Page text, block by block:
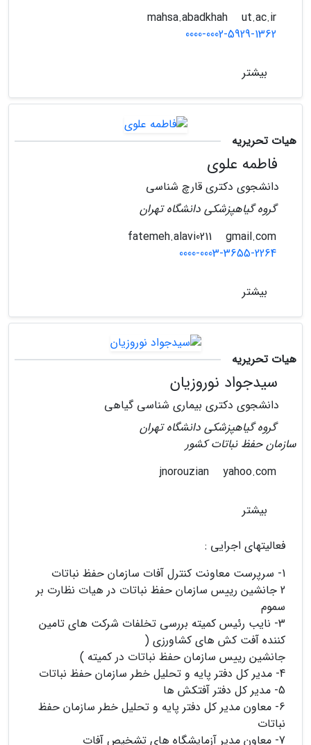
ut.ac.ir
0000-0002-5929-1362
بیشتر
هیات تحریریه
فاطمه علوی
دانشجوی دکتری قارچ شناسی
گروه گیاهپزشکی دانشگاه تهران
gmail.com
0000-0003-3655-2264
بیشتر
هیات تحریریه
سیدجواد نوروزیان
دانشجوی دکتری بیماری شناسی گیاهی
گروه گیاهپزشکی دانشگاه تهران
سازمان حفظ نباتات کشور
yahoo.com
بیشتر
فعالیتهای اجرایی :
1- سرپرست معاونت کنترل آفات سازمان حفظ نباتات
2 جانشین رییس سازمان حفظ نباتات در هیات نظارت بر
سموم
3- نایب رئیس کمیته بررسی تخلفات شرکت های تامین
کننده آفت کش های کشاورزی (
جانشین رییس سازمان حفظ نباتات در کمیته )
4- مدیر کل دفتر پایه و تحلیل خطر سازمان حفظ نباتات
5- مدیر کل دفتر آفتکش ها
6- معاون مدیر کل دفتر پایه و تحلیل خطر سازمان حفظ
نباتات
7- معاون مدیر آزمایشگاه های تشخیص آفات